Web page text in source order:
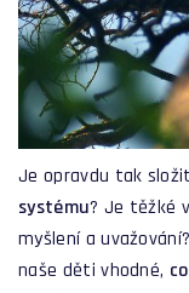
Je opravdu tak
systému? Je těžké
myšlení a
naše děti vhodné,